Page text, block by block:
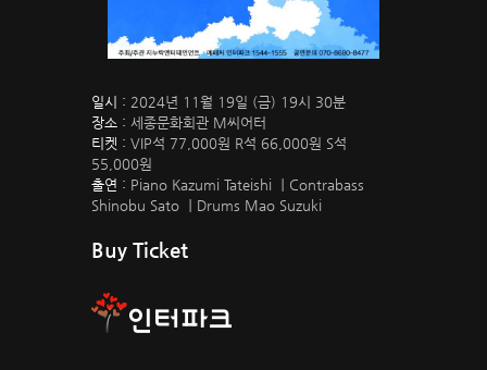
일시 : 2024년 11월 19일 (금) 19시 30분
장소 : 세종문화회관 M씨어터
티켓 : VIP석 77,000원 R석 66,000원 S석
55,000원
출연 : Piano Kazumi Tateishi ｜Contrabass
Shinobu Sato ｜Drums Mao Suzuki
Buy Ticket